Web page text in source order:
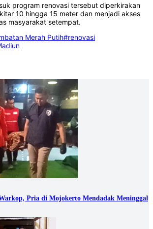
program renovasi tersebut diperkirakan
10 hingga 15 meter dan menjadi akses
masyarakat setempat.
Merah Putih#renovasi
Pria di Mojokerto Mendadak Meninggal